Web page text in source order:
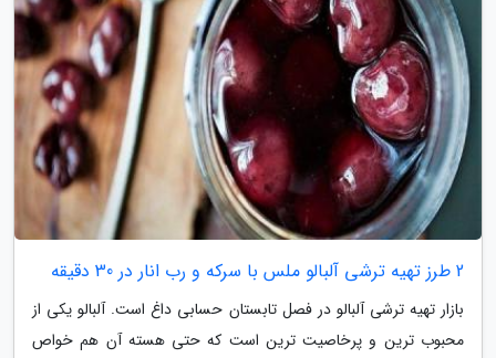
2 طرز تهیه ترشی آلبالو ملس با سرکه و رب انار در 30 دقیقه
بازار تهیه ترشی آلبالو در فصل تابستان حسابی داغ است. آلبالو یکی از
محبوب ترین و پرخاصیت ترین است که حتی هسته آن هم خواص